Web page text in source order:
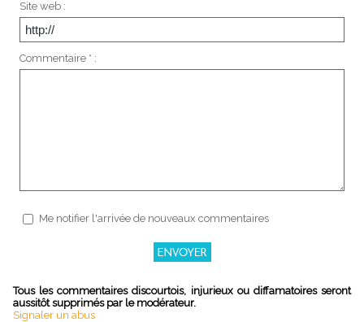
Site web :
Commentaire * :
Me notifier l'arrivée de nouveaux commentaires
Tous les commentaires discourtois, injurieux ou diffamatoires seront
aussitôt supprimés par le modérateur.
Signaler un abus